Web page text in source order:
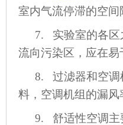
室内气流停滞的空间
7. 实验室的各区
流向污染区，应在易
8. 过滤器和空调
料，空调机组的漏风
9. 舒适性空调主